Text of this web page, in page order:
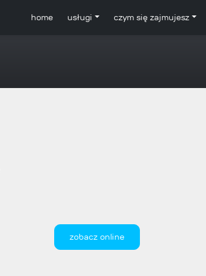
home usługi czym się zajmujesz
zobacz online